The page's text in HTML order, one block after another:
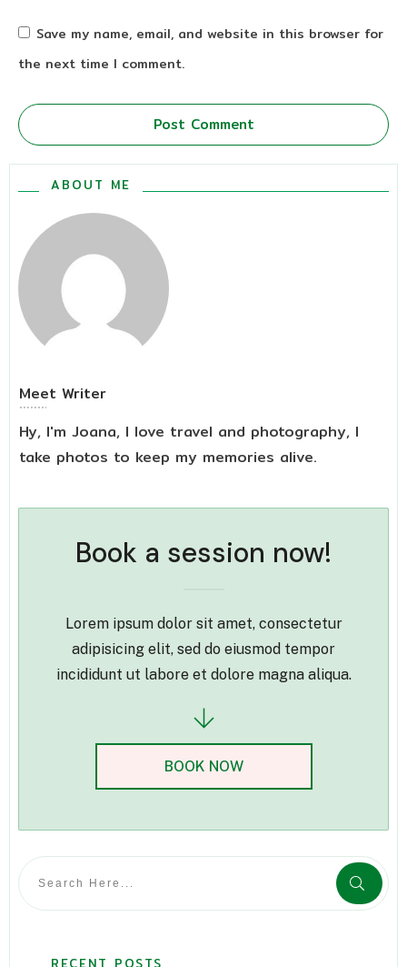
Save my name, email, and website in this browser for
the next time I comment.
Post Comment
ABOUT ME
Meet Writer
Hy, I'm Joana, I love travel and photography, I
take photos to keep my memories alive.
Book a session now!
Lorem ipsum dolor sit amet, consectetur
adipisicing elit, sed do eiusmod tempor
incididunt ut labore et dolore magna aliqua.
BOOK NOW
RECENT POSTS